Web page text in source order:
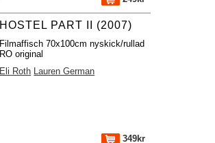
HOSTEL PART II (2007)
Filmaffisch 70x100cm nyskick/rullad
RO original
Eli Roth Lauren German
349kr